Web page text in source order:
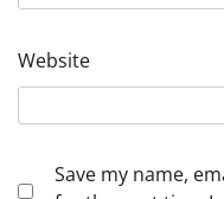
Website
Save my name,